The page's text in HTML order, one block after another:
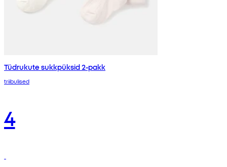
Tüdrukute sukkpüksid 2-pakk
triibulised
4